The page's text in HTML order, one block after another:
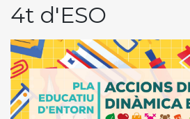
4t d'ESO